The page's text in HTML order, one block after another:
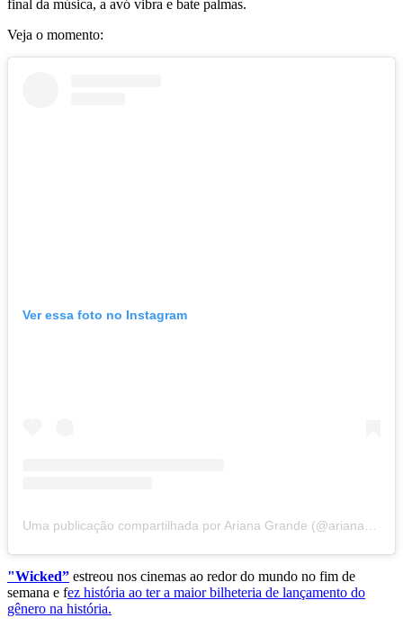
final da música, a avó vibra e bate palmas.
Veja o momento:
Ver essa foto no Instagram
"Wicked” estreou nos cinemas ao redor do mundo no fim de
semana e fez história ao ter a maior bilheteria de lançamento do
gênero na história.